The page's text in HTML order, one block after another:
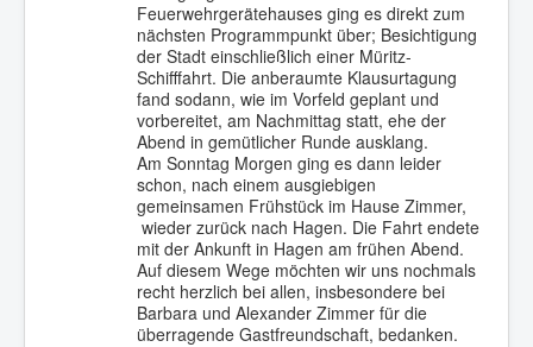
Feuerwehrgerätehauses ging es direkt zum
nächsten Programmpunkt über; Besichtigung
der Stadt einschließlich einer Müritz-
Schifffahrt. Die anberaumte Klausurtagung
fand sodann, wie im Vorfeld geplant und
vorbereitet, am Nachmittag statt, ehe der
Abend in gemütlicher Runde ausklang.
Am Sonntag Morgen ging es dann leider
schon, nach einem ausgiebigen
gemeinsamen Frühstück im Hause Zimmer,
wieder zurück nach Hagen. Die Fahrt endete
mit der Ankunft in Hagen am frühen Abend.
Auf diesem Wege möchten wir uns nochmals
recht herzlich bei allen, insbesondere bei
Barbara und Alexander Zimmer für die
überragende Gastfreundschaft, bedanken.